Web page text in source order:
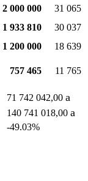
2 000 000
31 065
1 933 810
30 037
1 200 000 18 639
757 465 11 765
71 742 042,00 a
140 741 018,00 a
-49.03%